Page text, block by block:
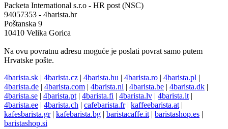
Packeta International s.r.o - HR post (NSC)
94057353 - 4barista.hr
Poštanska 9
10410 Velika Gorica
Na ovu povratnu adresu moguće je poslati povrat samo putem
Hrvatske pošte.
4barista.sk | 4barista.cz | 4barista.hu | 4barista.ro | 4barista.pl |
4barista.de | 4barista.com | 4barista.nl | 4barista.be | 4barista.dk |
4barista.se | 4barista.pt | 4barista.fi | 4barista.lv | 4barista.lt |
4barista.ee | 4barista.ch | cafebarista.fr| kaffeebarista.at |
kafesbarista.gr| kafebarista.bg | baristacaffe.it | baristashop.es |
baristashop.si